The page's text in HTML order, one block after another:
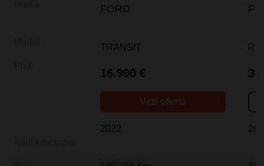
FORD
TRANSIT
16.990 €
Vezi oferta
2022